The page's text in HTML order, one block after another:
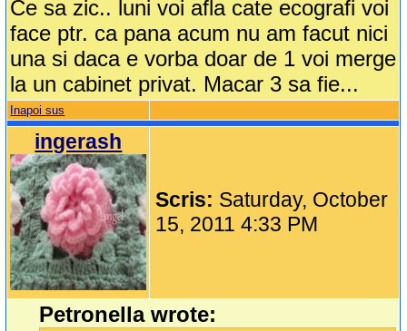
Ce sa zic.. luni voi afla cate ecografi voi
face ptr. ca pana acum nu am facut nici
una si daca e vorba doar de 1 voi merge
la un cabinet privat. Macar 3 sa fie...
Inapoi sus
ingerash
Scris: Saturday, October
15, 2011 4:33 PM
Petronella wrote: